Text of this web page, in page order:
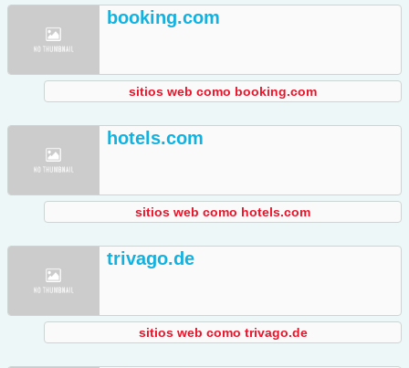
booking.com
sitios web como booking.com
hotels.com
sitios web como hotels.com
trivago.de
sitios web como trivago.de